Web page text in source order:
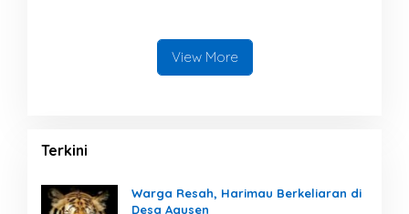
View More
Terkini
Warga Resah, Harimau Berkeliaran di
Desa Agusen